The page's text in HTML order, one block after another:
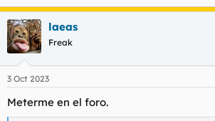
e
a
c
c
i
e
:
laeas
Freak
3 Oct 2023
Meterme en el foro.